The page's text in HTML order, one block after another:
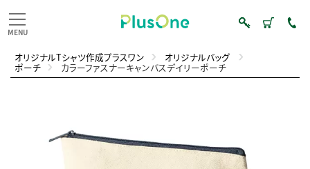
オリジナルTシャツ作成プラスワン オリジナルバッグ
ポーチ カラーファスナーキャンバスデイリーポーチ